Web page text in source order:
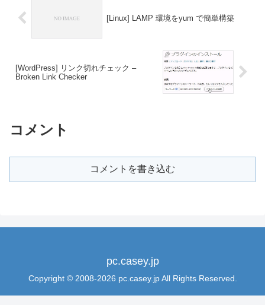
[Linux] LAMP 環境をyum で簡単構築
[WordPress] リンク切れチェック –
Broken Link Checker
コメント
コメントを書き込む
pc.casey.jp
Copyright © 2008-2026 pc.casey.jp All Rights Reserved.